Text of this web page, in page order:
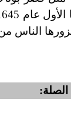
الناس